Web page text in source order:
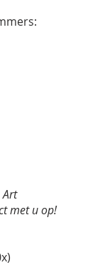
Art
met u op!